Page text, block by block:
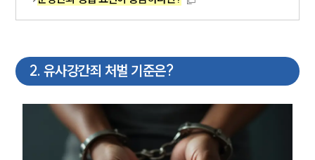
2. 유사강간죄 처벌 기준은?